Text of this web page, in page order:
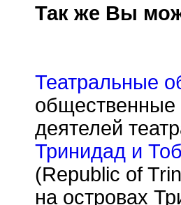
Так же Вы
Театральные
общественные
деятелей
Тринидад и
(Republic of
на островах